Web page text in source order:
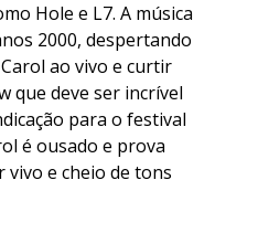
Hole e L7. A música
2000, despertando
ao vivo e curtir
que deve ser incrível
para o festival
é ousado e prova
vivo e cheio de tons